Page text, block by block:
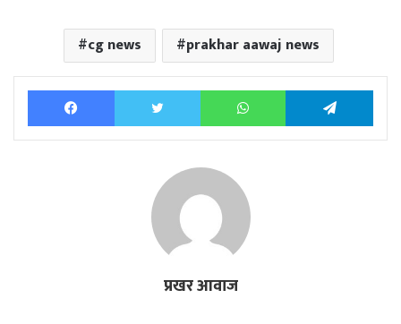
cg news prakhar aawaj news
Facebook Twitter WhatsApp
प्रखर आवाज